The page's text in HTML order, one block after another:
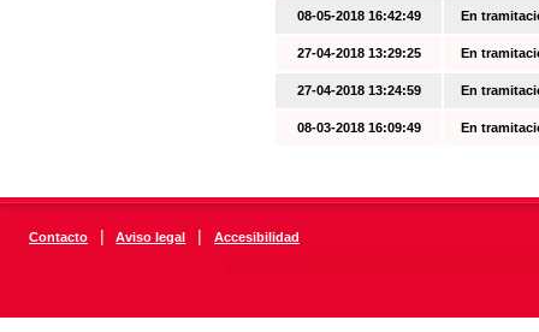
08-05-2018 16:42:49 En
27-04-2018 13:29:25 En
27-04-2018 13:24:59 En
08-03-2018 16:09:49 En
Contacto | Aviso legal | Accesibilidad